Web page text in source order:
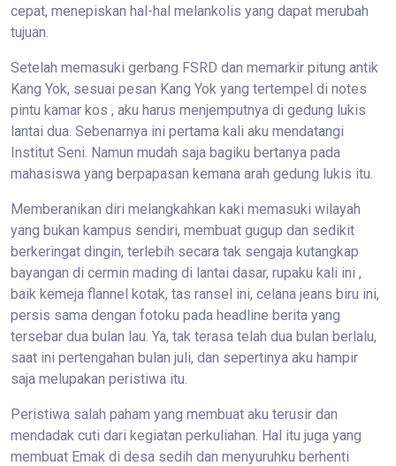
cepat, menepiskan hal-hal melankolis yang dapat merubah
tujuan.
Setelah memasuki gerbang FSRD dan memarkir pitung antik
Kang Yok, sesuai pesan Kang Yok yang tertempel di notes
pintu kamar kos , aku harus menjemputnya di gedung lukis
lantai dua. Sebenarnya ini pertama kali aku mendatangi
Institut Seni. Namun mudah saja bagiku bertanya pada
mahasiswa yang berpapasan kemana arah gedung lukis itu.
Memberanikan diri melangkahkan kaki memasuki wilayah
yang bukan kampus sendiri, membuat gugup dan sedikit
berkeringat dingin, terlebih secara tak sengaja kutangkap
bayangan di cermin mading di lantai dasar, rupaku kali ini ,
baik kemeja flannel kotak, tas ransel ini, celana jeans biru ini,
persis sama dengan fotoku pada headline berita yang
tersebar dua bulan lau. Ya, tak terasa telah dua bulan berlalu,
saat ini pertengahan bulan juli, dan sepertinya aku hampir
saja melupakan peristiwa itu.
Peristiwa salah paham yang membuat aku terusir dan
mendadak cuti dari kegiatan perkuliahan. Hal itu juga yang
membuat Emak di desa sedih dan menyuruhku berhenti